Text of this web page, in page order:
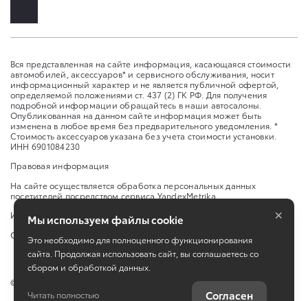
Вся представленная на сайте информация, касающаяся стоимости
автомобилей, аксессуаров* и сервисного обслуживания, носит
информационный характер и не является публичной офертой,
определяемой положениями ст. 437 (2) ГК РФ. Для получения
подробной информации обращайтесь в наши автосалоны.
Опубликованная на данном сайте информация может быть
изменена в любое время без предварительного уведомления. *
Стоимость аксессуаров указана без учета стоимости установки.
ИНН 6901084230
Правовая информация
На сайте осуществляется обработка персональных данных
посетителей посредством сервиса YandexMetrika
Изменить настройку cookies
Сбросить cookie
©
Мы используем файлы cookie
Это необходимо для полноценного функционирования
сайта. Продолжая использовать сайт, вы соглашаетесь со
сбором и обработкой данных.
Читать полностью Согласен
×